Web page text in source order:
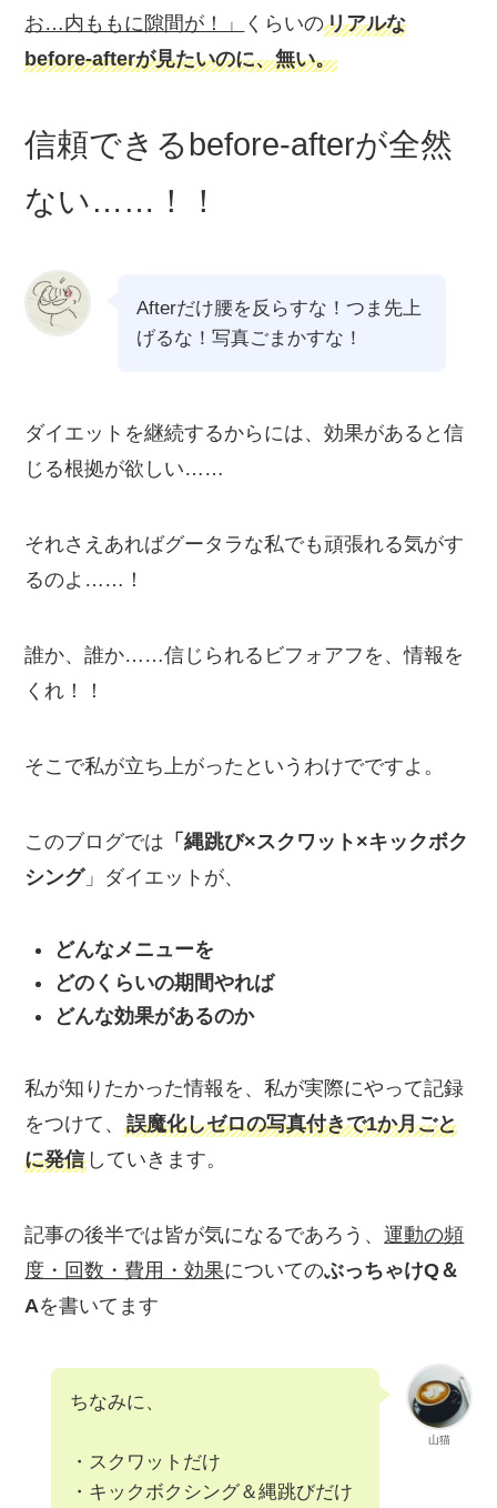
お…内ももに隙間が！」
くらいのリアルな
before-afterが見たいのに、無い。
信頼できるbefore-afterが全然
ない……！！
Afterだけ腰を反らすな！つま先上
げるな！写真ごまかすな！
ダイエットを継続するからには、効果があると信
じる根拠が欲しい……
それさえあればグータラな私でも頑張れる気がす
るのよ……！
誰か、誰か……信じられるビフォアフを、情報を
くれ！！
そこで私が立ち上がったというわけでですよ。
このブログでは 「縄跳び×スクワット×キックボク
シング」ダイエットが、
どんなメニューを
どのくらいの期間やれば
どんな効果があるのか
私が知りたかった情報を、私が実際にやって記録
をつけて、誤魔化しゼロの写真付きで1か月ごと
に発信 していきます。
記事の後半では皆が気になるであろう、運動の頻
度・回数・費用・効果についてのぶっちゃけQ＆
Aを書いてます
山猫
ちなみに、
・スクワットだけ
・キックボクシング＆縄跳びだけ